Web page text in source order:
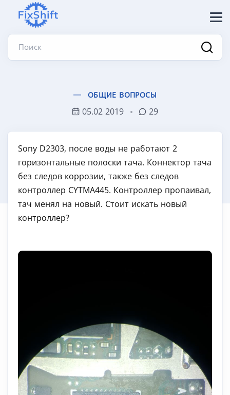
Поиск
ОБЩИЕ ВОПРОСЫ
05.02 2019 29
Sony D2303, после воды не работают 2
горизонтальные полоски тача. Коннектор тача
без следов коррозии, также без следов
контроллер CYTMA445. Контроллер пропаивал,
тач менял на новый. Стоит искать новый
контроллер?